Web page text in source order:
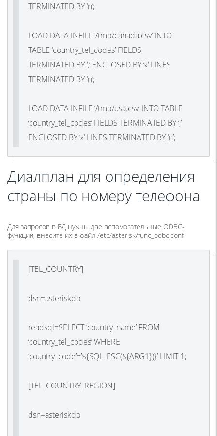
TERMINATED BY ‘n’;
LOAD DATA INFILE ‘/tmp/canada.csv’ INTO
TABLE ‘country_tel_codes’ FIELDS
TERMINATED BY ‘,’ ENCLOSED BY ‘»‘ LINES
TERMINATED BY ‘n’;
LOAD DATA INFILE ‘/tmp/usa.csv’ INTO TABLE
‘country_tel_codes’ FIELDS TERMINATED BY ‘,’
ENCLOSED BY ‘»‘ LINES TERMINATED BY ‘n’;
Диалплан для определения
страны по номеру телефона
Для запросов в БД нужны две вспомогательные ODBC-
функции, внесите их в файл /etc/asterisk/func_odbc.conf
[TEL_COUNTRY]
dsn=asteriskdb
readsql=SELECT ‘country_name’ FROM
‘country_tel_codes’ WHERE
‘country_code’=’${SQL_ESC(${ARG1})}’ LIMIT 1;
[TEL_COUNTRY_REGION]
dsn=asteriskdb